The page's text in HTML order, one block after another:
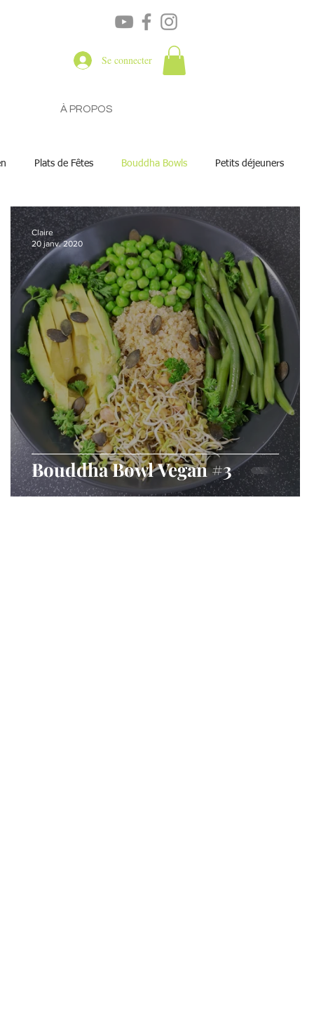
Se connecter
À PROPOS
Plats de Fêtes Bouddha Bowls Petits déjeuners
Bouddha Bowl Vegan #3
Claire
20 janv. 2020